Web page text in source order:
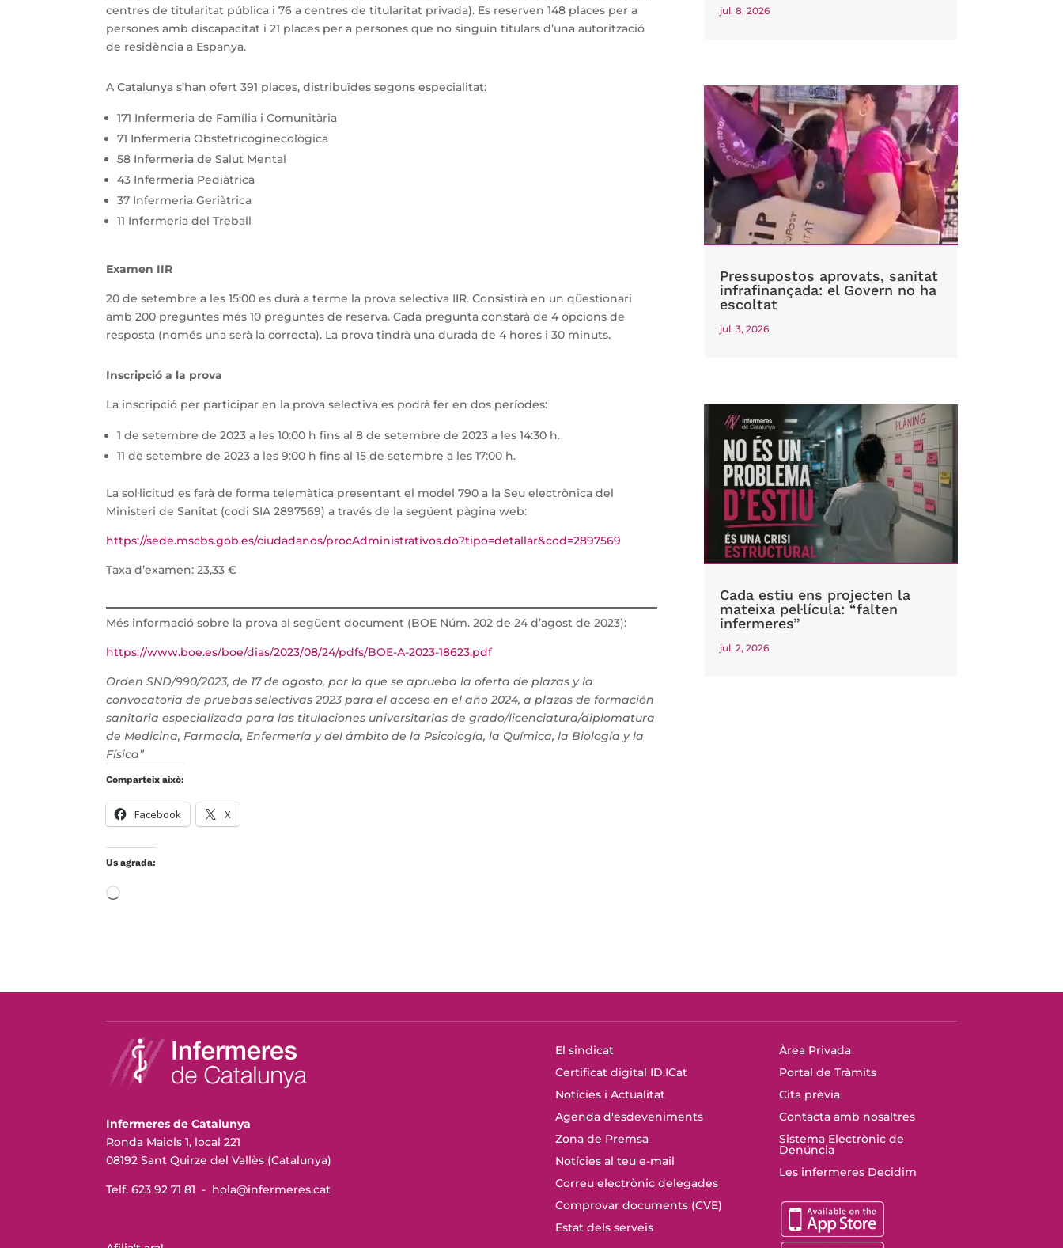
centres de titularitat pública i 76 a centres de titularitat privada). Es reserven 148 places per a
persones amb discapacitat i 21 places per a persones que no singuin titulars d’una autorització
de residència a Espanya.
A Catalunya s’han ofert 391 places, distribuïdes segons especialitat:
171 Infermeria de Família i Comunitària
71 Infermeria Obstetricoginecològica
58 Infermeria de Salut Mental
43 Infermeria Pediàtrica
37 Infermeria Geriàtrica
11 Infermeria del Treball
Examen IIR
20 de setembre a les 15:00 es durà a terme la prova selectiva IIR. Consistirà en un qüestionari
amb 200 preguntes més 10 preguntes de reserva. Cada pregunta constarà de 4 opcions de
resposta (només una serà la correcta). La prova tindrà una durada de 4 hores i 30 minuts.
Inscripció a la prova
La inscripció per participar en la prova selectiva es podrà fer en dos períodes:
1 de setembre de 2023 a les 10:00 h fins al 8 de setembre de 2023 a les 14:30 h.
11 de setembre de 2023 a les 9:00 h fins al 15 de setembre a les 17:00 h.
La sol·licitud es farà de forma telemàtica presentant el model 790 a la Seu electrònica del
Ministeri de Sanitat (codi SIA 2897569) a través de la següent pàgina web:
https://sede.mscbs.gob.es/ciudadanos/procAdministrativos.do?tipo=detallar&cod=2897569
Taxa d’examen: 23,33 €
Més informació sobre la prova al següent document (BOE Núm. 202 de 24 d’agost de 2023):
https://www.boe.es/boe/dias/2023/08/24/pdfs/BOE-A-2023-18623.pdf
Orden SND/990/2023, de 17 de agosto, por la que se aprueba la oferta de plazas y la
convocatoria de pruebas selectivas 2023 para el acceso en el año 2024, a plazas de formación
sanitaria especializada para las titulaciones universitarias de grado/licenciatura/diplomatura
de Medicina, Farmacia, Enfermería y del ámbito de la Psicología, la Química, la Biología y la
Física”
Comparteix això:
Facebook X
Us agrada:
S'està
jul. 8, 2026
Pressupostos aprovats, sanitat
infrafinançada: el Govern no ha
escoltat
jul. 3, 2026
Cada estiu ens projecten la
mateixa pel·lícula: “falten
infermeres”
jul. 2, 2026
Infermeres de Catalunya
Ronda Maiols 1, local 221
08192 Sant Quirze del Vallès (Catalunya)
Telf. 623 92 71 81 - hola@infermeres.cat
El sindicat
Certificat digital ID.ICat
Notícies i Actualitat
Agenda d'esdeveniments
Zona de Premsa
Notícies al teu e-mail
Correu electrònic delegades
Comprovar documents (CVE)
Estat dels serveis
Àrea Privada
Portal de Tràmits
Cita prèvia
Contacta amb nosaltres
Sistema Electrònic de
Denúncia
Les infermeres Decidim